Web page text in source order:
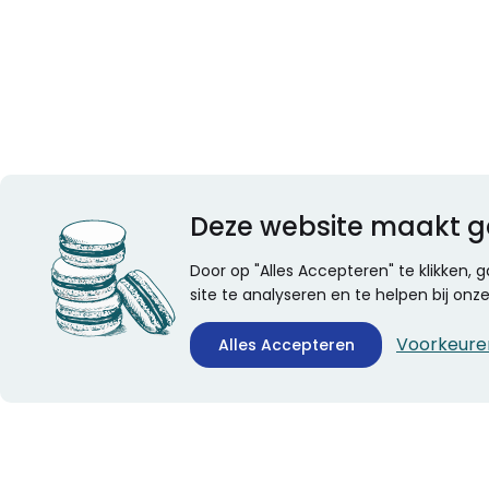
Deze website maakt
Door op "Alles Accepteren" te
site te analyseren en te helpen bij
Alles Accepteren